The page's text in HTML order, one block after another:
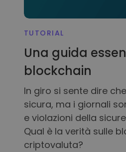
TUTORIAL
Una guida
blockchain
In giro si sente dire
sicura, ma i giornali
e violazioni della
Qual è la verità sulle
criptovaluta?